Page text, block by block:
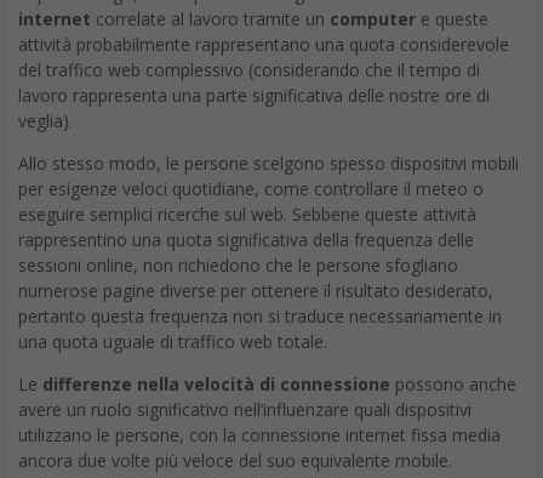
internet correlate al lavoro tramite un computer e queste
attività probabilmente rappresentano una quota considerevole
del traffico web complessivo (considerando che il tempo di
lavoro rappresenta una parte significativa delle nostre ore di
veglia).
Allo stesso modo, le persone scelgono spesso dispositivi mobili
per esigenze veloci quotidiane, come controllare il meteo o
eseguire semplici ricerche sul web. Sebbene queste attività
rappresentino una quota significativa della frequenza delle
sessioni online, non richiedono che le persone sfogliano
numerose pagine diverse per ottenere il risultato desiderato,
pertanto questa frequenza non si traduce necessariamente in
una quota uguale di traffico web totale.
Le differenze nella velocità di connessione possono anche
avere un ruolo significativo nell’influenzare quali dispositivi
utilizzano le persone, con la connessione internet fissa media
ancora due volte più veloce del suo equivalente mobile.